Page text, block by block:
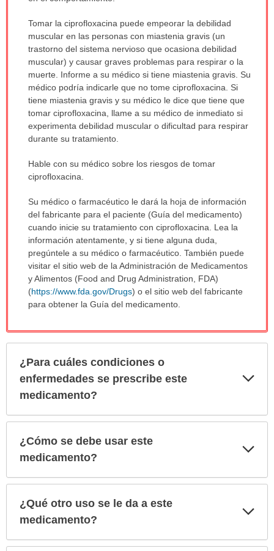
Tomar la ciprofloxacina puede empeorar la debilidad
muscular en las personas con miastenia gravis (un
trastorno del sistema nervioso que ocasiona debilidad
muscular) y causar graves problemas para respirar o la
muerte. Informe a su médico si tiene miastenia gravis. Su
médico podría indicarle que no tome ciprofloxacina. Si
tiene miastenia gravis y su médico le dice que tiene que
tomar ciprofloxacina, llame a su médico de inmediato si
experimenta debilidad muscular o dificultad para respirar
durante su tratamiento.
Hable con su médico sobre los riesgos de tomar
ciprofloxacina.
Su médico o farmacéutico le dará la hoja de información
del fabricante para el paciente (Guía del medicamento)
cuando inicie su tratamiento con ciprofloxacina. Lea la
información atentamente, y si tiene alguna duda,
pregúntele a su médico o farmacéutico. También puede
visitar el sitio web de la Administración de Medicamentos
y Alimentos (Food and Drug Administration, FDA)
(https://www.fda.gov/Drugs) o el sitio web del fabricante
para obtener la Guía del medicamento.
¿Para cuáles condiciones o
enfermedades se prescribe este
medicamento?
¿Cómo se debe usar este
medicamento?
¿Qué otro uso se le da a este
medicamento?